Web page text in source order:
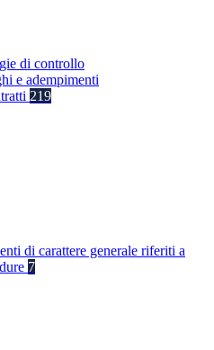
di controllo
e adempimenti
219
di carattere generale riferiti a
7